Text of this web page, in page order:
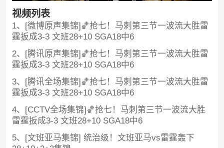
视频列表
1、[微博原声集锦]🏀抢七！马刺第三节一波流大胜雷
霆扳成3-3 文班28+10 SGA18中6
2、[腾讯原声集锦]🏀抢七！马刺第三节一波流大胜雷
霆扳成3-3 文班28+10 SGA18中6
3、[腾讯全场集锦]🏀抢七！马刺第三节一波流大胜雷
霆扳成3-3 文班28+10 SGA18中6
4、[CCTV全场集锦]🏀抢七！马刺第三节一波流大胜
雷霆扳成3-3 文班28+10 SGA18中6
5、[文班亚马集锦] 统治级！文班亚马vs雷霆轰下